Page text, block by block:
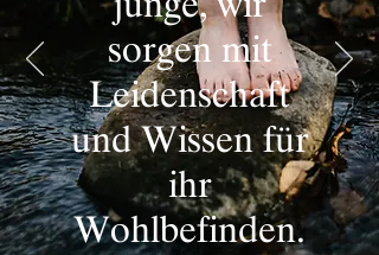
sorgen mit
Leidenschaft
und Wissen für
ihr
Wohlbefinden.